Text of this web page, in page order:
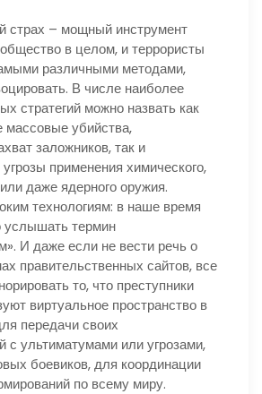
страх – мощный инструмент
в целом, и террористы
различными методами,
В числе наиболее
стратегий можно назвать как
убийства,
заложников, так и
применения химического,
даже ядерного оружия.
технологиям: в наше время
термин
И даже если не вести речь о
правительственных сайтов, все
то, что преступники
виртуальное пространство в
передачи своих
с ультиматумами или угрозами,
боевиков, для координации
по всему миру.